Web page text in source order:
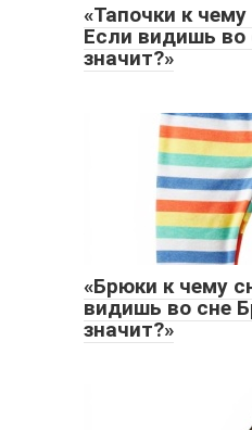
«Тапочки к
Если видишь во
значит?»
«Брюки к чему
видишь во сне
значит?»